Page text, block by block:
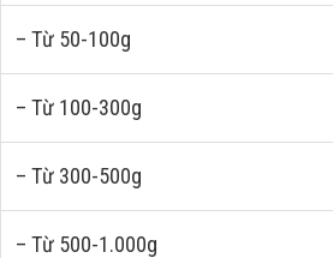
– Từ 50-100g
– Từ 100-300g
– Từ 300-500g
– Từ 500-1.000g